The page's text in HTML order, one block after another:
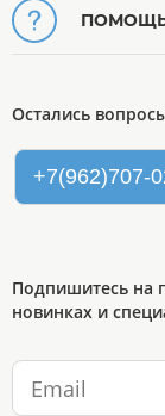
Остались
+7(962)707-
Подпишитесь на
новинках и